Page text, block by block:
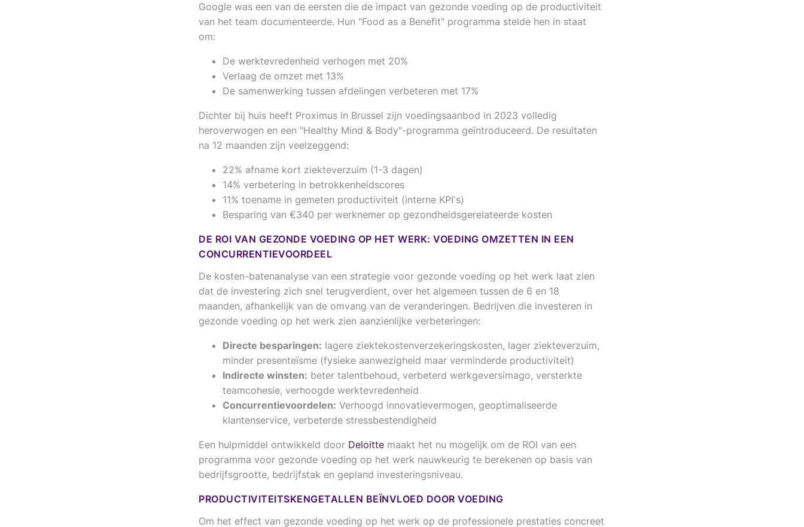
Google was een van de eersten die de impact van gezonde voeding op de productiviteit
van het team documenteerde. Hun "Food as a Benefit" programma stelde hen in staat
om:
De werktevredenheid verhogen met 20%
Verlaag de omzet met 13%
De samenwerking tussen afdelingen verbeteren met 17%
Dichter bij huis heeft Proximus in Brussel zijn voedingsaanbod in 2023 volledig
heroverwogen en een "Healthy Mind & Body"-programma geïntroduceerd. De resultaten
na 12 maanden zijn veelzeggend:
22% afname kort ziekteverzuim (1-3 dagen)
14% verbetering in betrokkenheidscores
11% toename in gemeten productiviteit (interne KPI's)
Besparing van €340 per werknemer op gezondheidsgerelateerde kosten
DE ROI VAN GEZONDE VOEDING OP HET WERK: VOEDING OMZETTEN IN EEN
CONCURRENTIEVOORDEEL
De kosten-batenanalyse van een strategie voor gezonde voeding op het werk laat zien
dat de investering zich snel terugverdient, over het algemeen tussen de 6 en 18
maanden, afhankelijk van de omvang van de veranderingen. Bedrijven die investeren in
gezonde voeding op het werk zien aanzienlijke verbeteringen:
Directe besparingen: lagere ziektekostenverzekeringskosten, lager ziekteverzuim,
minder presenteïsme (fysieke aanwezigheid maar verminderde productiviteit)
Indirecte winsten: beter talentbehoud, verbeterd werkgeversimago, versterkte
teamcohesie, verhoogde werktevredenheid
Concurrentievoordelen: Verhoogd innovatievermogen, geoptimaliseerde
klantenservice, verbeterde stressbestendigheid
Een hulpmiddel ontwikkeld door Deloitte maakt het nu mogelijk om de ROI van een
programma voor gezonde voeding op het werk nauwkeurig te berekenen op basis van
bedrijfsgrootte, bedrijfstak en gepland investeringsniveau.
PRODUCTIVITEITSKENGETALLEN BEÏNVLOED DOOR VOEDING
Om het effect van gezonde voeding op het werk op de professionele prestaties concreet